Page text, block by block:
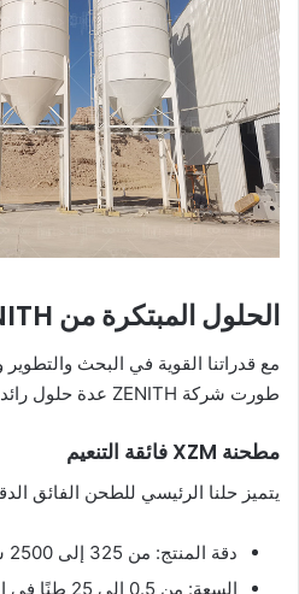
الحلول المبتكرة من ZENITH
مع قدراتنا القوية في البحث
طورت شركة ZENITH عدة حلول رائدة في مجال الطحن:
مطحنة XZM فائقة التنعيم
يتميز حلنا الرئيسي للطحن الفائق
دقة المنتج: من 325 إلى 2500 شبكة (D97 ≤ 5ميكرومتر)
السعة: من 0.5 إلى 25 طنًا في الساعة، حسب النموذج.